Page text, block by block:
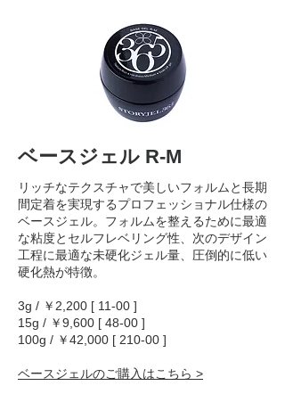
ベースジェル R-M
リッチなテクスチャで美しいフォルムと長期
間定着を実現するプロフェッショナル仕様の
ベースジェル。フォルムを整えるために最適
な粘度とセルフレベリング性、次のデザイン
工程に最適な未硬化ジェル量、圧倒的に低い
硬化熱が特徴。
3g / ￥2,200 [ 11-00 ]
15g / ￥9,600 [ 48-00 ]
100g / ￥42,000 [ 210-00 ]
ベースジェルのご購入はこちら >